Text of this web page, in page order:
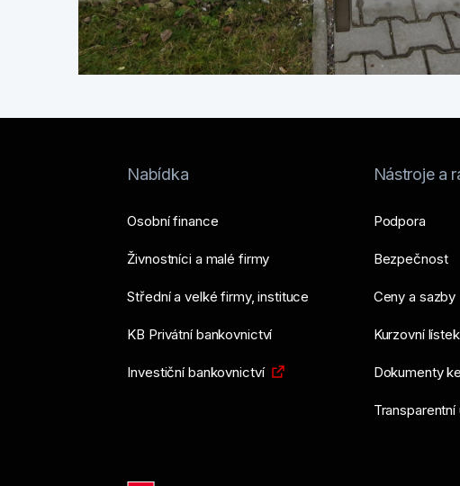
Nabídka
Osobní finance
Živnostníci a malé firmy
Střední a velké firmy, instituce
KB Privátní bankovnictví
Investiční bankovnictví
Nástroje a
Podpora
Bezpečnost
Ceny a sazby
Kurzovní lístek
Dokumenty